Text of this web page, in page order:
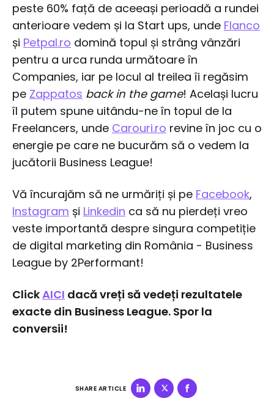
peste 60% față de aceeași perioadă a rundei
anterioare vedem și la Start ups, unde Flanco
și Petpal.ro domină topul și strâng vânzări
pentru a urca runda următoare în
Companies, iar pe locul al treilea îi regăsim
pe Zappatos back in the game! Același lucru
îl putem spune uitându-ne în topul de la
Freelancers, unde Carouri.ro revine în joc cu o
energie pe care ne bucurăm să o vedem la
jucătorii Business League!
Vă încurajăm să ne urmăriți și pe Facebook,
Instagram și Linkedin ca să nu pierdeți vreo
veste importantă despre singura competiție
de digital marketing din România - Business
League by 2Performant!
ClickAICI dacă vreți să vedeți rezultatele
exacte din Business League. Spor la
conversii!
SHARE ARTICLE